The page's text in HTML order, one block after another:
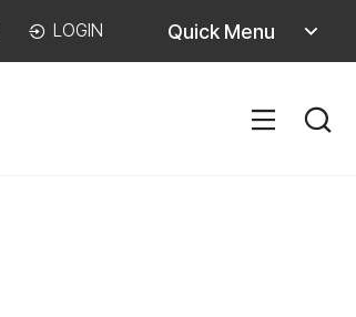
LOGIN Quick Menu 퀵메뉴
열기